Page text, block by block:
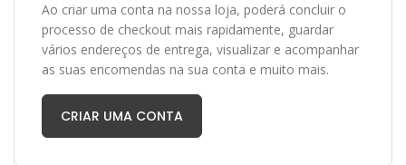
Ao criar uma conta na nossa loja, poderá concluir o
processo de checkout mais rapidamente, guardar
vários endereços de entrega, visualizar e acompanhar
as suas encomendas na sua conta e muito mais.
CRIAR UMA CONTA